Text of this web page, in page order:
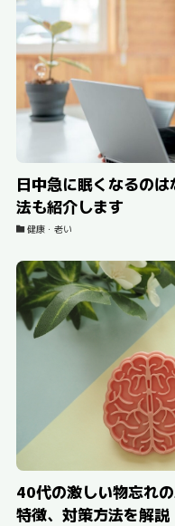
日中急に眠くなるの
法も紹介します
健康・老い
40代の激しい物忘れ
特徴、対策方法を解説